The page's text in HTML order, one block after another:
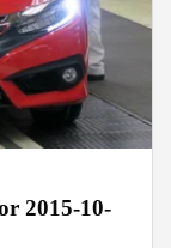
2015-10-